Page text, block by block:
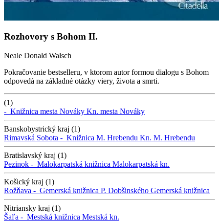
Rozhovory s Bohom II.
Neale Donald Walsch
Pokračovanie bestselleru, v ktorom autor formou dialogu s Bohom
odpovedá na základné otázky viery, života a smrti.
(1)
- Knižnica mesta Nováky Kn. mesta Nováky
Banskobystrický kraj (1)
Rimavská Sobota - Knižnica M. Hrebendu Kn. M. Hrebendu
Bratislavský kraj (1)
Pezinok - Malokarpatská knižnica Malokarpatská kn.
Košický kraj (1)
Rožňava - Gemerská knižnica P. Dobšinského Gemerská knižnica
Nitriansky kraj (1)
Šaľa - Mestská knižnica Mestská kn.